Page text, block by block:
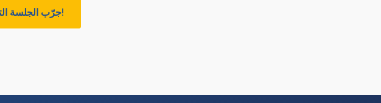
جرّب الجلسة التجريبية المجانية الخاصة بنا الآن!